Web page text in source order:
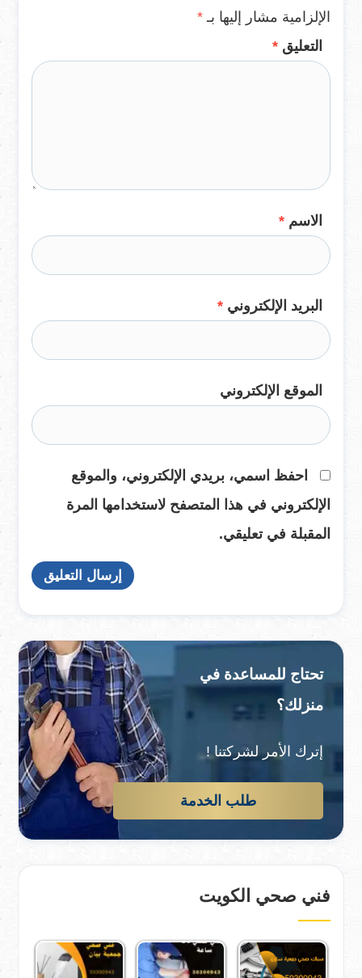
الإلزامية مشار إليها بـ *
التعليق *
الاسم *
البريد الإلكتروني *
الموقع الإلكتروني
احفظ اسمي، بريدي الإلكتروني، والموقع
الإلكتروني في هذا المتصفح لاستخدامها المرة
المقبلة في تعليقي.
تحتاج للمساعدة في
منزلك؟
إترك الأمر لشركتنا !
طلب الخدمة
فني صحي الكويت